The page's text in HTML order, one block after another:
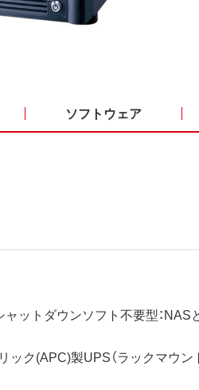
ソフトウェア
ャットダウンソフト不要型：NAS
ック(APC)製UPS（ラックマウン